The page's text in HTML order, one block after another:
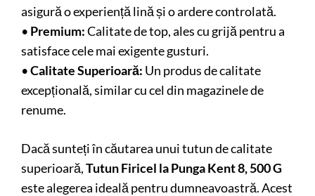
asigură o experiență lină și o ardere controlată.
• Premium:Calitate de top, ales cu grijă pentru a
satisface cele mai exigente gusturi.
•Calitate Superioară: Un produs de calitate
excepțională, similar cu cel din magazinele de
renume.
Dacă sunteți în căutarea unui tutun de calitate
superioară,Tutun Firicel la Punga Kent 8, 500 G
este alegerea ideală pentru dumneavoastră. Acest